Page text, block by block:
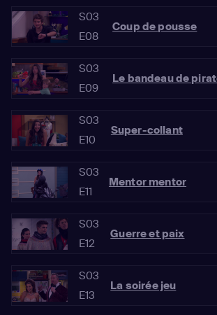
S03
E08
Coup de pousse
S03
E09
Le bandeau de
S03
E10
Super-collant
S03
E11
Mentor mentor
S03
E12
Guerre et paix
S03
E13
La soirée jeu